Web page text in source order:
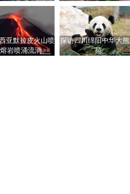
亚默拉皮火山喷
岩喷涌流淌
探访四川绵阳中华大
苑